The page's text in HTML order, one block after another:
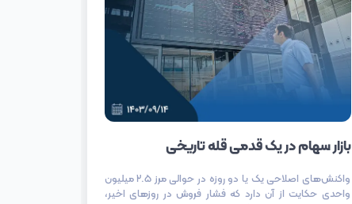
بازار سهام در یک قدمی قله تاریخی
واکنش‌های اصلاحی یک یا دو روزه در حوالی مرز ۲.۵ میلیون
‌واحدی حکایت از آن دارد که فشار فروش در روزهای اخیر،